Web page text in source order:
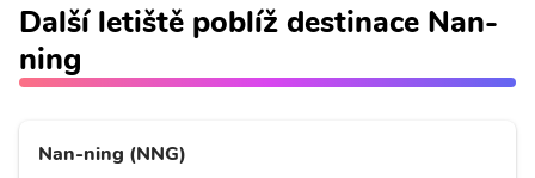
Další letiště poblíž destinace Nan-
ning
Nan-ning (NNG)